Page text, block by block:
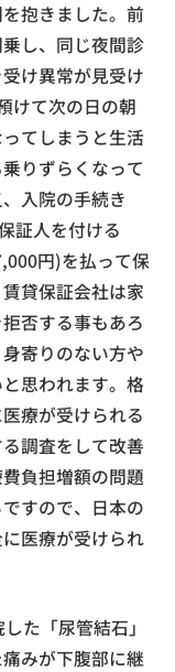
抱きました。前
し、同じ夜間診
け異常が見受け
けて次の日の朝
てしまうと生活
りずらくなって
入院の手続き
証人を付ける
円)を払って保
貸保証会社は家
否する事もあろ
寄りのない方や
思われます。格
療が受けられる
調査をして改善
負担増額の問題
すので、日本の
医療が受けられ
た「尿管結石」
みが下腹部に継